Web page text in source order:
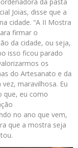
Joias, disse que a
cidade. “A II Mostra
firmar o
da cidade, ou seja,
isso ficou parado
os
do Artesanato e da
maravilhosa. Eu
que, eu como
no ano que vem,
que a mostra seja